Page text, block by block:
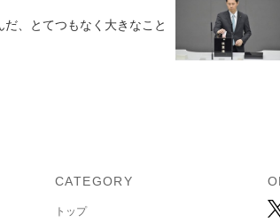
、とてつもなく大きなこと
CATEGORY
トップ